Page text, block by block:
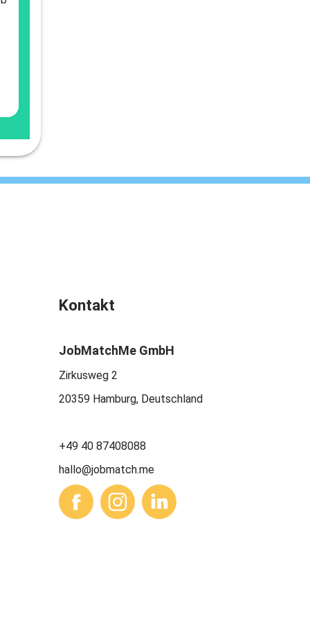
Kontakt
JobMatchMe GmbH
Zirkusweg 2
20359 Hamburg, Deutschland
+49 40 87408088
hallo@jobmatch.me